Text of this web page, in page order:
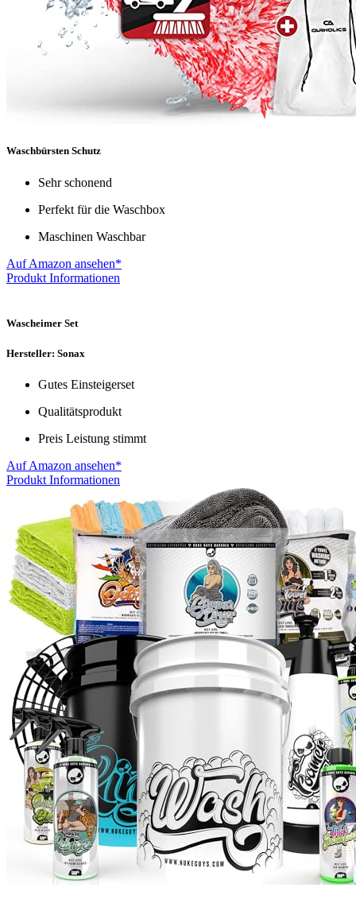
Waschbürsten Schutz
Sehr schonend
Perfekt für die Waschbox
Maschinen Waschbar
Auf Amazon ansehen*
Produkt Informationen
Wascheimer Set
Hersteller: Sonax
Gutes Einsteigerset
Qualitätsprodukt
Preis Leistung stimmt
Auf Amazon ansehen*
Produkt Informationen